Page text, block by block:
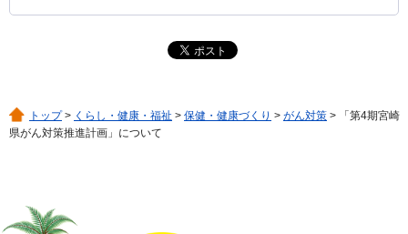
トップ> くらし・健康・福祉 > 保健・健康づくり > がん対策 > 「第4期宮崎
県がん対策推進計画」について